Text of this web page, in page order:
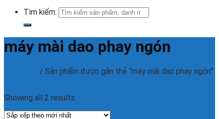
Tìm kiếm:
máy mài dao phay ngón
/ Sản phẩm được gắn thẻ “máy mài dao phay ngón”
Showing all 2 results